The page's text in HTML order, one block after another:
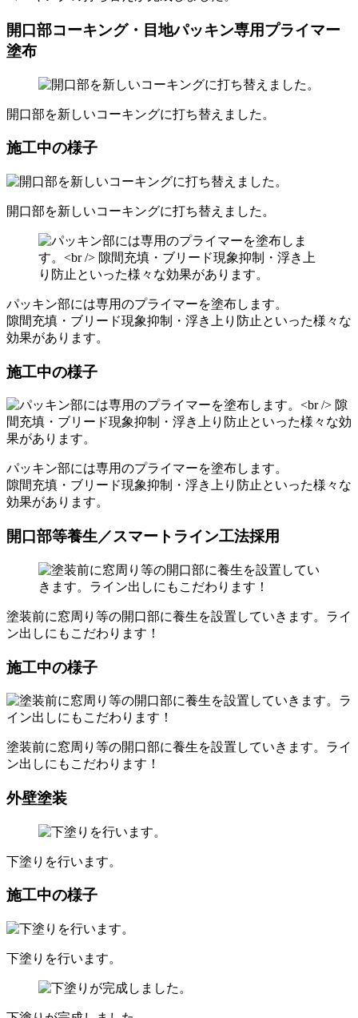
開口部コーキング・目地パッキン専用プライマー
塗布
開口部を新しいコーキングに打ち替えました。
施工中の様子
開口部を新しいコーキングに打ち替えました。
パッキン部には専用のプライマーを塗布します。
隙間充填・ブリード現象抑制・浮き上り防止といった様々な
効果があります。
施工中の様子
パッキン部には専用のプライマーを塗布します。
隙間充填・ブリード現象抑制・浮き上り防止といった様々な
効果があります。
開口部等養生／スマートライン工法採用
塗装前に窓周り等の開口部に養生を設置していきます。ライ
ン出しにもこだわります！
施工中の様子
塗装前に窓周り等の開口部に養生を設置していきます。ライ
ン出しにもこだわります！
外壁塗装
下塗りを行います。
施工中の様子
下塗りを行います。